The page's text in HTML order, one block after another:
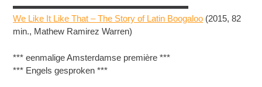
▬▬▬▬▬▬▬▬▬▬▬▬▬▬▬▬▬▬▬▬
We Like It Like That – The Story of Latin Boogaloo (2015, 82
min., Mathew Ramirez Warren)
*** eenmalige Amsterdamse première ***
*** Engels gesproken ***